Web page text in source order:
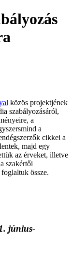
közös projektjének
szabályozásáról,
a
a
cikkei a
majd egy
az érveket, illetve
szakértői
össze.
június-